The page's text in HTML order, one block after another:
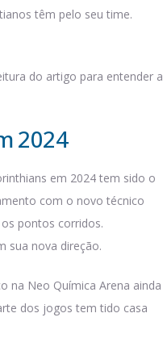
têm pelo seu time.
do artigo para entender a
2024
em 2024 tem sido o
com o novo técnico
pontos corridos.
sua nova direção.
na Neo Química Arena ainda
dos jogos tem tido casa